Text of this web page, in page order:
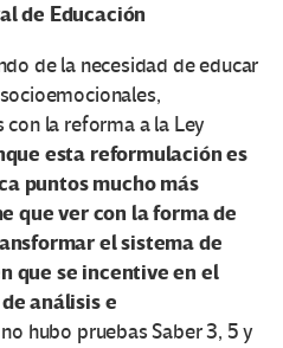
de Educación
de la necesidad de educar
la reforma a la Ley
esta reformulación es
puntos mucho más
que ver con la forma de
el sistema de
que se incentive en el
análisis e
hubo pruebas Saber 3, 5 y